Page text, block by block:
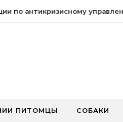
антикризисному управлению
ПИТОМЦЫ СОБАКИ